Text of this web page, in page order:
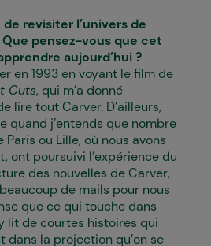
de revisiter l’univers de
Que pensez-vous que cet
aujourd’hui ?
en 1993 en voyant le film de
Cuts, qui m’a donné
lire tout Carver. D’ailleurs,
quand j’entends que nombre
Paris ou Lille, où nous avons
ont poursuivi l’expérience du
des nouvelles de Carver,
de mails pour nous
que ce qui touche dans
lit de courtes histoires qui
la projection qu’on se